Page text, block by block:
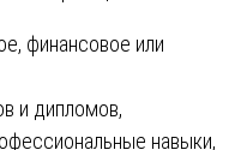
финансовое или
и дипломов,
навыки,